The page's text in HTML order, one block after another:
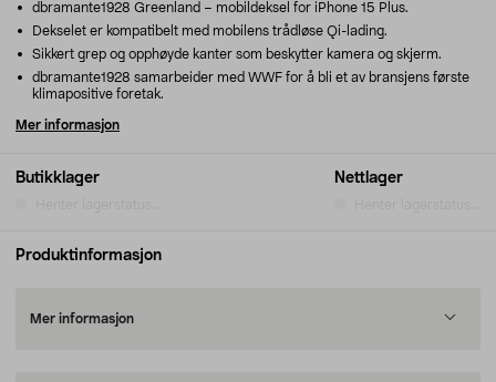
Butikklager Nettlager
dbramante1928 Greenland – mobildeksel for iPhone 15 Plus.
Dekselet er kompatibelt med mobilens trådløse Qi-lading.
Sikkert grep og opphøyde kanter som beskytter kamera og skjerm.
dbramante1928 samarbeider med WWF for å bli et av bransjens første
klimapositive foretak.
Mer informasjon
Produktinformasjon
Mer informasjon